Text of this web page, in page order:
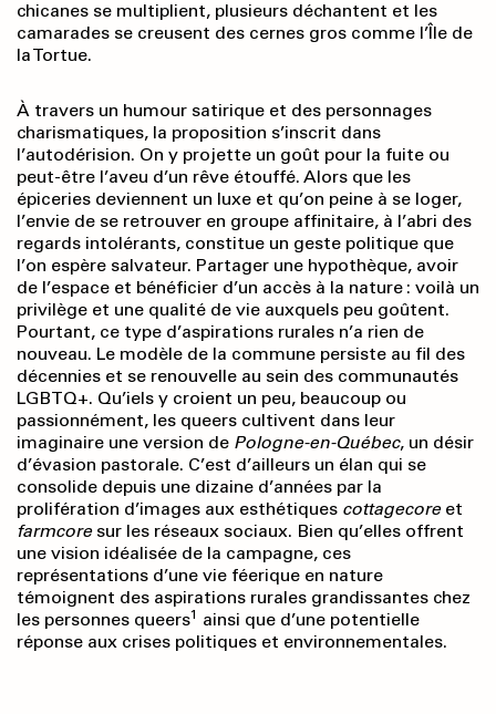
chicanes se multiplient, plusieurs déchantent et les
camarades se creusent des cernes gros comme l’Île de
la Tortue.
À travers un humour satirique et des personnages
charismatiques, la proposition s’inscrit dans
l’autodérision. On y projette un goût pour la fuite ou
peut-être l’aveu d’un rêve étouffé. Alors que les
épiceries deviennent un luxe et qu’on peine à se loger,
l’envie de se retrouver en groupe affinitaire, à l’abri des
regards intolérants, constitue un geste politique que
l’on espère salvateur. Partager une hypothèque, avoir
de l’espace et bénéficier d’un accès à la nature : voilà un
privilège et une qualité de vie auxquels peu goûtent.
Pourtant, ce type d’aspirations rurales n’a rien de
nouveau. Le modèle de la commune persiste au fil des
décennies et se renouvelle au sein des communautés
LGBTQ+. Qu’iels y croient un peu, beaucoup ou
passionnément, les queers cultivent dans leur
imaginaire une version de Pologne-en-Québec, un désir
d’évasion pastorale. C’est d’ailleurs un élan qui se
consolide depuis une dizaine d’années par la
prolifération d’images aux esthétiques cottagecoreet
farmcoresur les réseaux sociaux. Bien qu’elles offrent
une vision idéalisée de la campagne, ces
représentations d’une vie féerique en nature
témoignent des aspirations rurales grandissantes chez
les personnes queers1 ainsi que d’une potentielle
réponse aux crises politiques et environnementales.